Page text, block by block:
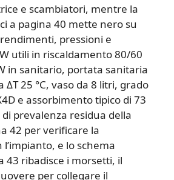
e scambiatori, mentre la
a pagina 40 mette nero su
pressioni e
utili in riscaldamento 80/60
in sanitario, portata sanitaria
ΔT 25 °C, vaso da 8 litri, grado
e assorbimento tipico di 73
prevalenza residua della
42 per verificare la
e lo schema
43 ribadisce i morsetti, il
per collegare il